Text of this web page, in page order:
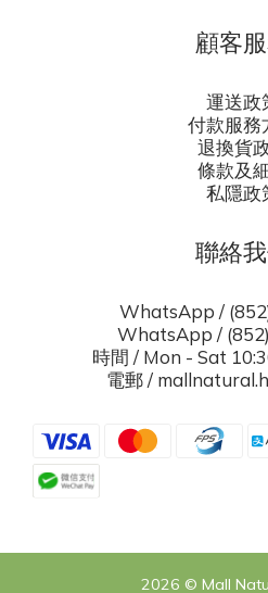
顧客
運送政
付款服務
退換貨
條款及
私隱政
聯絡
WhatsApp /
WhatsApp /
時間 / Mon - Sat
電郵 /
2026 © Mall